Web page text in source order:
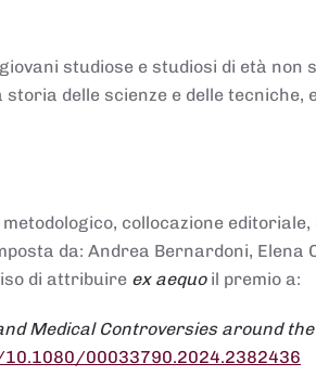
studiose e studiosi di età non
delle scienze e delle tecniche,
collocazione
da: Andrea Bernardoni, Elena
di attribuire ex aequoil premio a:
Medical Controversies around
00033790.2024.2382436